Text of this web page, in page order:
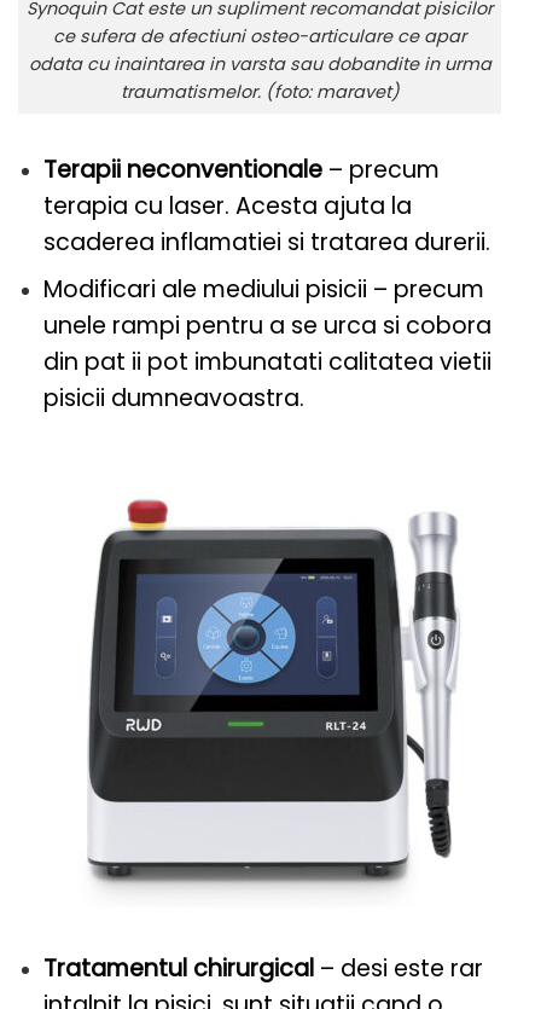
Synoquin Cat este un supliment recomandat pisicilor
ce sufera de afectiuni osteo-articulare ce apar
odata cu inaintarea in varsta sau dobandite in urma
traumatismelor. (foto: maravet)
Terapii neconventionale– precum
terapia cu laser. Acesta ajuta la
scaderea inflamatiei si tratarea durerii.
Modificari ale mediului pisicii – precum
unele rampi pentru a se urca si cobora
din pat ii pot imbunatati calitatea vietii
pisicii dumneavoastra.
Tratamentul chirurgical– desi este rar